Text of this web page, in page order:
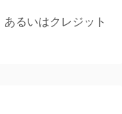
るいはクレジット